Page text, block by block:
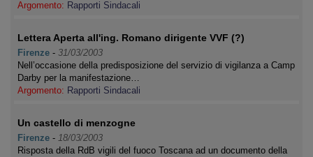
Argomento: Rapporti Sindacali
Lettera Aperta all'ing. Romano dirigente VVF (?)
Firenze - 31/03/2003
Nell’occasione della predisposizione del servizio di vigilanza a Camp
Darby per la manifestazione…
Argomento: Rapporti Sindacali
Un castello di menzogne
Firenze - 18/03/2003
Risposta della RdB vigili del fuoco Toscana ad un documento della